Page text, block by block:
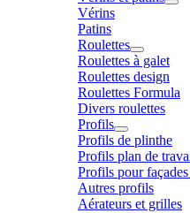
Vérins
Patins
Roulettes
Roulettes à galet
Roulettes design
Roulettes Formula
Divers roulettes
Profils
Profils de plinthe
Profils plan de
Profils pour
Autres profils
Aérateurs et grilles